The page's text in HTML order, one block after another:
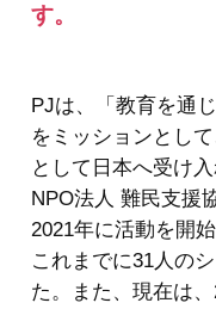
す。
PJは、「教育を通
をミッションとし
として日本へ受け
NPO法人 難民支援
2021年に活動を開
これまでに31人の
た。また、現在は